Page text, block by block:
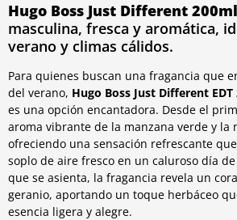
Hugo Boss Just Different 200ml
masculina, fresca y aromática,
verano y climas cálidos.
Para quienes buscan una fragancia que
del verano, Hugo Boss Just Different
es una opción encantadora. Desde el
aroma vibrante de la manzana verde y la
ofreciendo una sensación refrescante
soplo de aire fresco en un caluroso día
que se asienta, la fragancia revela un
geranio, aportando un toque herbáceo
esencia ligera y alegre.